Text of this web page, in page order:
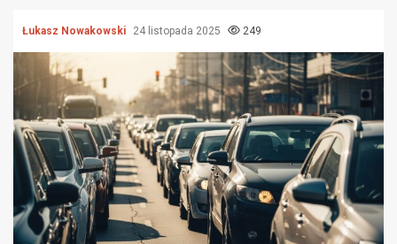
Łukasz Nowakowski 24 listopada 2025 249